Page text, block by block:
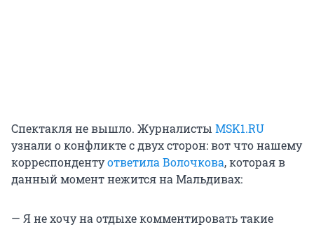
Спектакля не вышло. Журналисты MSK1.RU
узнали о конфликте с двух сторон: вот что нашему
корреспондентуответила Волочкова, которая в
данный момент нежится на Мальдивах:
— Я не хочу на отдыхе комментировать такие